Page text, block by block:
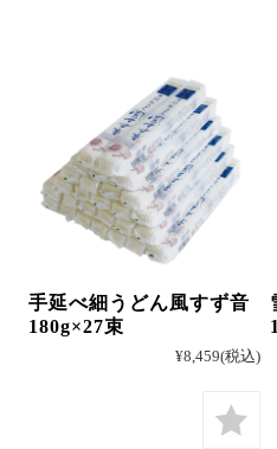
手延べ細うどん風すず音
180g×27束
¥8,459(税込)